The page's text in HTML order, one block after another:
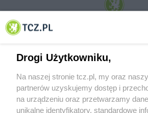
© 2001-2026 Tczew - TCZ.PL Sp. z o.o. Internetowy
Drogi Użytkowniku,
Na naszej stronie tcz.pl, my oraz
partnerów uzyskujemy dostęp i
na urządzeniu oraz przetwarzamy
unikalne identyfikatory, standardowe